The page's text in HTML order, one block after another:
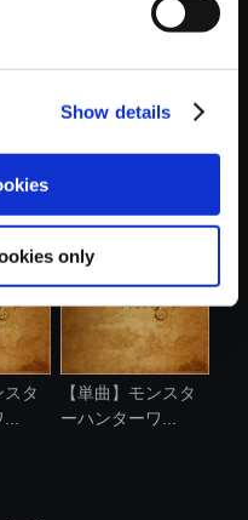
Show details
only
スタ
...
【単曲】モンスタ
スタ
【単曲】モンスタ
ーハンターワ...